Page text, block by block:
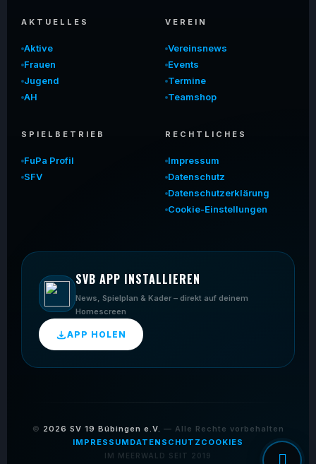
AKTUELLES
Aktive
Frauen
Jugend
AH
VEREIN
Vereinsnews
Events
Termine
Teamshop
SPIELBETRIEB
FuPa Profil
SFV
RECHTLICHES
Impressum
Datenschutz
Datenschutzerklärung
Cookie-Einstellungen
SVB APP INSTALLIEREN
News, Spielplan & Kader – direkt auf deinem
Homescreen
APP HOLEN
© 2026 SV 19 Bübingen e.V. — Alle Rechte vorbehalten
IMPRESSUM DATENSCHUTZ COOKIES
IM MEERWALD SEIT 2019